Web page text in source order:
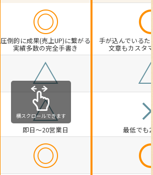
◎
圧倒的に成果(売上UP)に繋がる
実績多数の完全手書き
手が込んでいる
文章もカスタ
△
△
即日～20営業日 最低でも
◎